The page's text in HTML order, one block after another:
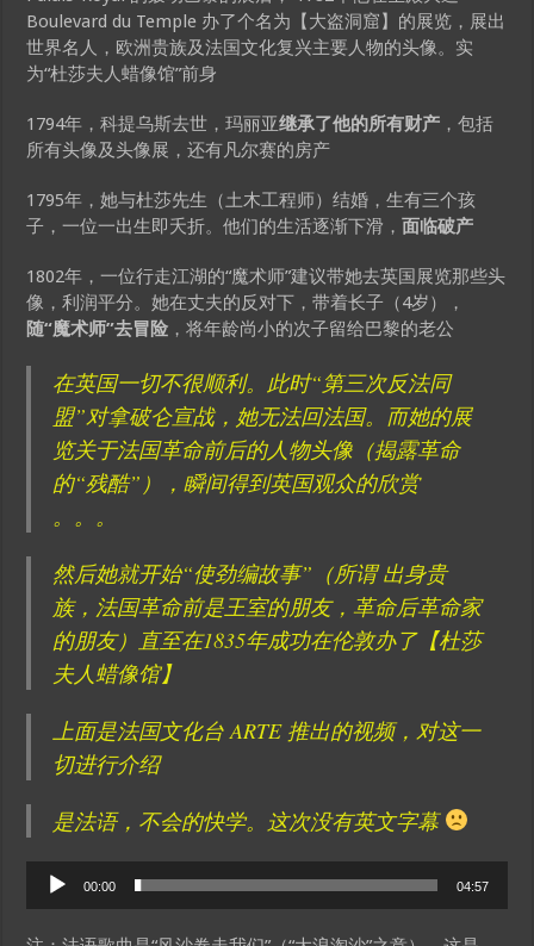
Boulevard du Temple 办了个名为【大盗洞窟】的展览，展出
世界名人，欧洲贵族及法国文化复兴主要人物的头像。实
为“杜莎夫人蜡像馆”前身
1794年，科提乌斯去世，玛丽亚继承了他的所有财产 ，包括
所有头像及头像展，还有凡尔赛的房产
1795年，她与杜莎先生（土木工程师）结婚，生有三个孩
子，一位一出生即夭折。他们的生活逐渐下滑，面临破产
1802年，一位行走江湖的“魔术师”建议带她去英国展览那些头
像，利润平分。她在丈夫的反对下，带着长子（4岁），
随“魔术师”去冒险 ，将年龄尚小的次子留给巴黎的老公
在英国一切不很顺利。此时“第三次反法同
盟”对拿破仑宣战，她无法回法国。而她的展
览关于法国革命前后的人物头像（揭露革命
的“残酷”），瞬间得到英国观众的欣赏
。。。
然后她就开始“使劲编故事”（所谓出身贵
族，法国革命前是王室的朋友，革命后革命家
的朋友）直至在1835年成功在伦敦办了【杜莎
夫人蜡像馆】
上面是法国文化台 ARTE 推出的视频，对这一
切进行介绍
是法语，不会的快学。这次没有英文字幕
Audio
Player
00:00 04:57